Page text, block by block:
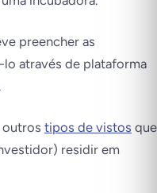
preencher as
através de plataforma
tipos de vistos que
residir em